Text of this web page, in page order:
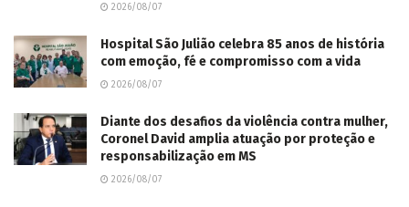
2026/08/07
Hospital São Julião celebra 85 anos de história
com emoção, fé e compromisso com a vida
2026/08/07
Diante dos desafios da violência contra mulher,
Coronel David amplia atuação por proteção e
responsabilização em MS
2026/08/07